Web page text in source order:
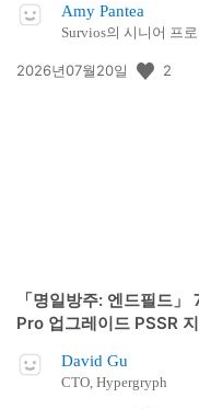
Amy Pantea
Survios의 시니어 프
공
2026년07월20일 2
「명일방주: 엔드필드
Pro 업그레이드 PSSR
David Gu
CTO, Hypergryph